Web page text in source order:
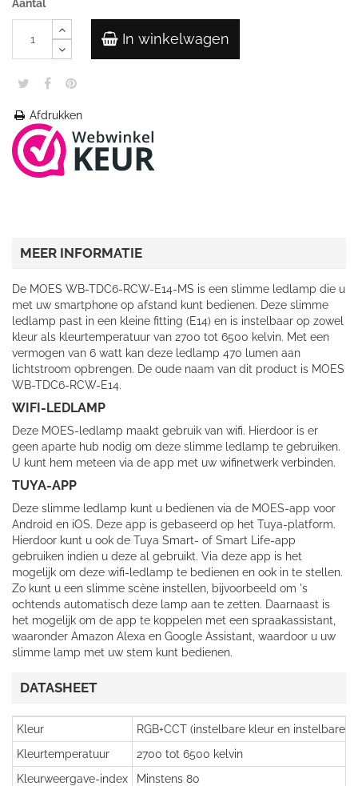
Aantal
In winkelwagen
Afdrukken
MEER INFORMATIE
De MOES WB-TDC6-RCW-E14-MS is een slimme ledlamp die u
met uw smartphone op afstand kunt bedienen. Deze slimme
ledlamp past in een kleine fitting (E14) en is instelbaar op zowel
kleur als kleurtemperatuur van 2700 tot 6500 kelvin. Met een
vermogen van 6 watt kan deze ledlamp 470 lumen aan
lichtstroom opbrengen. De oude naam van dit product is MOES
WB-TDC6-RCW-E14.
WIFI-LEDLAMP
Deze MOES-ledlamp maakt gebruik van wifi. Hierdoor is er
geen aparte hub nodig om deze slimme ledlamp te gebruiken.
U kunt hem meteen via de app met uw wifinetwerk verbinden.
TUYA-APP
Deze slimme ledlamp kunt u bedienen via de MOES-app voor
Android en iOS. Deze app is gebaseerd op het Tuya-platform.
Hierdoor kunt u ook de Tuya Smart- of Smart Life-app
gebruiken indien u deze al gebruikt. Via deze app is het
mogelijk om deze wifi-ledlamp te bedienen en ook in te stellen.
Zo kunt u een slimme scène instellen, bijvoorbeeld om 's
ochtends automatisch deze lamp aan te zetten. Daarnaast is
het mogelijk om de app te koppelen met een spraakassistant,
waaronder Amazon Alexa en Google Assistant, waardoor u uw
slimme lamp met uw stem kunt bedienen.
DATASHEET
Kleur
RGB+CCT (instelbare kleur en instelbare
Kleurtemperatuur
2700 tot 6500 kelvin
Kleurweergave-index
Minstens 80